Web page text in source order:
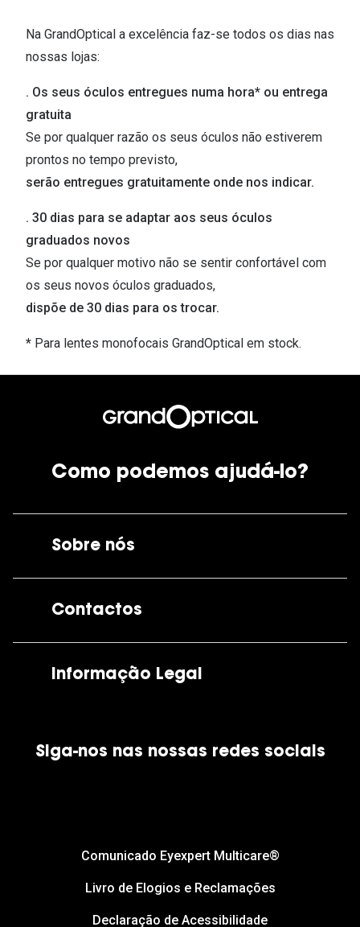
Na GrandOptical a excelência faz-se todos os dias nas
nossas lojas:
. Os seus óculos entregues numa hora* ou entrega
gratuita
Se por qualquer razão os seus óculos não estiverem
prontos no tempo previsto,
serão entregues gratuitamente onde nos indicar.
. 30 dias para se adaptar aos seus óculos
graduados novos
Se por qualquer motivo não se sentir confortável com
os seus novos óculos graduados,
dispõe de 30 dias para os trocar.
* Para lentes monofocais GrandOptical em stock.
Como podemos ajudá-lo?
Sobre nós
Contactos
Informação Legal
Política de Cookies
Siga-nos nas nossas redes sociais
Comunicado Eyexpert Multicare®
Livro de Elogios e Reclamações
Declaração de Acessibilidade